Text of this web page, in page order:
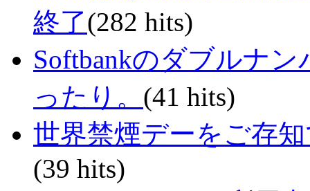
終了(282 hits)
Softbankのダブルナ
ったり。 (41 hits)
世界禁煙デーをご存
(39 hits)